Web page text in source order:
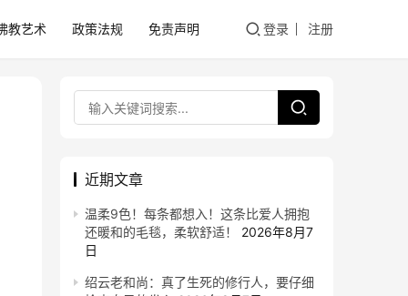
教艺术 政策法规 免责声明 登录 注册
近期文章
温柔9色！每条都想入！这条比爱人拥抱
还暖和的毛毯，柔软舒适！
2026年8月7
日
绍云老和尚：真了生死的修行人，要仔细